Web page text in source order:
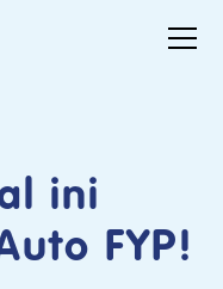
ini
FYP!